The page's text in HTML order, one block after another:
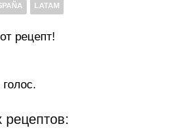
LATAM
рецепт!